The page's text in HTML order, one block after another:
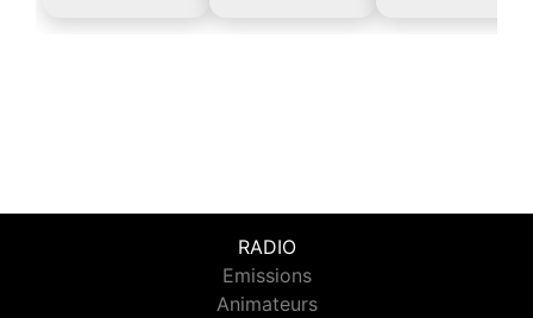
RADIO
Emissions
Animateurs